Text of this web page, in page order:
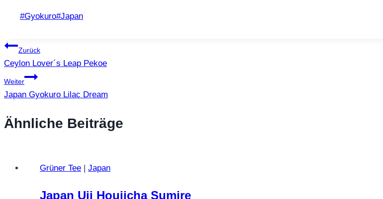
Schlagworte:
#Gyokuro#Japan
Beitragsnavigation
Zurück
Ceylon Lover´s Leap Pekoe
Weiter
Japan Gyokuro Lilac Dream
Ähnliche Beiträge
Grüner Tee | Japan
Japan Uji Houjicha Sumire